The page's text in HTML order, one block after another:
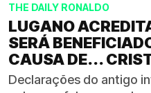
THE DAILY RONALDO
LUGANO
SERÁ
CAUSA DE...
Declarações do antigo